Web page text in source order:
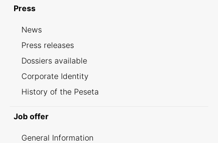
Press
News
Press releases
Dossiers available
Corporate Identity
History of the Peseta
Job offer
General Information